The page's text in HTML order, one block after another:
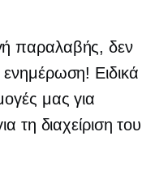
παραλαβής, δεν
ενημέρωση! Ειδικά
μας για
τη διαχείριση του